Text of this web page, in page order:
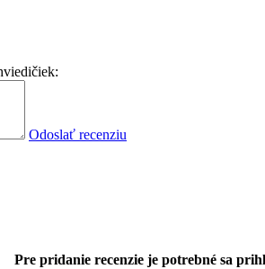
Odoslať recenziu
Pre pridanie recenzie je potrebné sa